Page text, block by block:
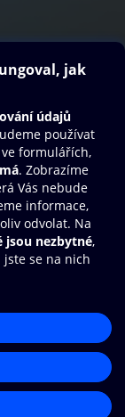
e-knihy a
pohodlněji.